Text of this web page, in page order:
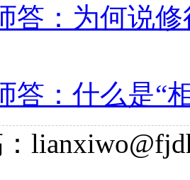
答：为何说
答：什么是“